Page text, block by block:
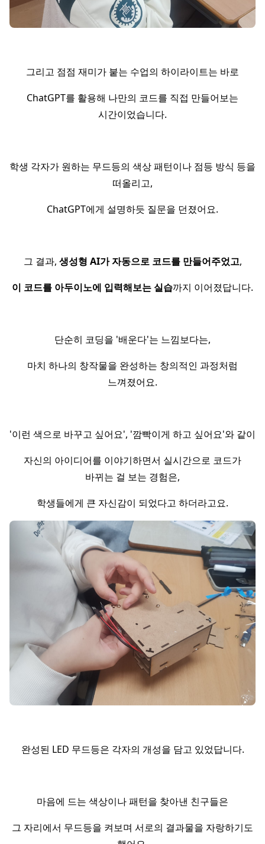
그리고 점점 재미가 붙는 수업의 하이라이트는 바로
ChatGPT를 활용해 나만의 코드를 직접 만들어보는
시간이었습니다.
학생 각자가 원하는 무드등의 색상 패턴이나 점등 방식 등을
떠올리고,
ChatGPT에게 설명하듯 질문을 던졌어요.
그 결과, 생성형 AI가 자동으로 코드를 만들어주었고,
이 코드를 아두이노에 입력해보는 실습까지 이어졌답니다.
단순히 코딩을 '배운다'는 느낌보다는,
마치 하나의 창작물을 완성하는 창의적인 과정처럼
느껴졌어요.
'이런 색으로 바꾸고 싶어요', '깜빡이게 하고 싶어요'와 같이
자신의 아이디어를 이야기하면서 실시간으로 코드가
바뀌는 걸 보는 경험은,
학생들에게 큰 자신감이 되었다고 하더라고요.
완성된 LED 무드등은 각자의 개성을 담고 있었답니다.
마음에 드는 색상이나 패턴을 찾아낸 친구들은
그 자리에서 무드등을 켜보며 서로의 결과물을 자랑하기도